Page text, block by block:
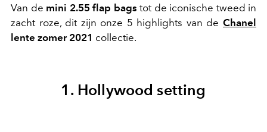
Van de mini 2.55 flap bags tot de iconische tweed in
zacht roze, dit zijn onze 5 highlights van de Chanel
lente zomer 2021 collectie.
1. Hollywood setting